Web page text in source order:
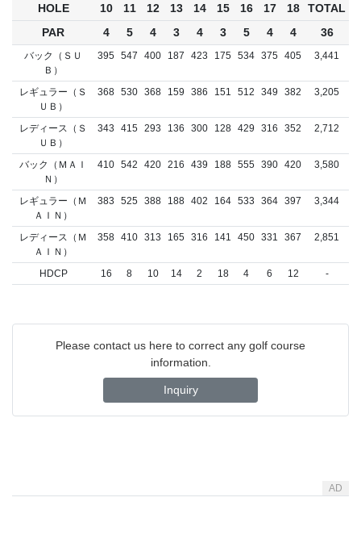
HOLE 10 11 12 13 14 15 16 17 18
TOTAL
PAR
4 5 4 3 4 3 5 4 4 36
バック（ＳＵ
Ｂ）
395 547 400 187 423 175 534 375 405 3,441
レギュラー（Ｓ
ＵＢ）
368 530 368 159 386 151 512 349 382 3,205
レディース（Ｓ
ＵＢ）
343 415 293 136 300 128 429 316 352 2,712
バック（ＭＡＩ
Ｎ）
410 542 420 216 439 188 555 390 420 3,580
レギュラー（Ｍ
ＡＩＮ）
383 525 388 188 402 164 533 364 397 3,344
レディース（Ｍ
ＡＩＮ）
358 410 313 165 316 141 450 331 367 2,851
HDCP 16 8 10 14 2 18 4 6 12 -
Please contact us here to correct any golf course
information.
Inquiry
AD